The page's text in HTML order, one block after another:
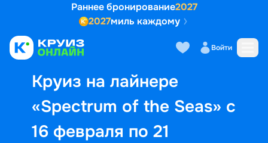
Раннее бронирование2027
2027миль каждому
Войти
Круиз на лайнере
«Spectrum of the Seas» с
16 февраля по 21
Выбор кают Маршрут и